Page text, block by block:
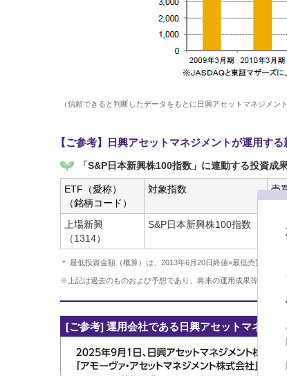
（信頼できると判断したデータをもとに日興アセットマネジメント
【ご参考】日興アセットマネジメントが運用す
「S&P日本新興株100指数」に連動する投資
ETF（愛称）
（銘柄コード）
対象指数
売
（
上場新興
（1314）
S&P日本新興株100指数
＊ 最低投資金額（概算）は、2013年6月20日終値×最低売買単位
※上記は過去のものおよび予想であり、将来の運用成果等を約束
[ご参考] 運用会社である日興アセットマネジメ